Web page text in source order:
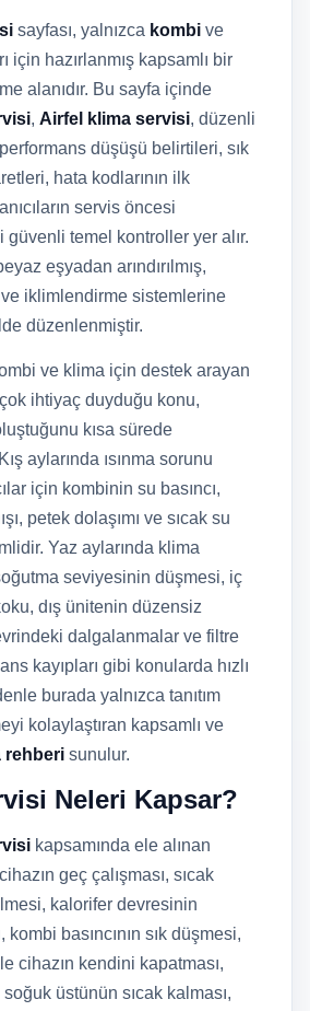
sayfası, yalnızca kombi ve
için hazırlanmış kapsamlı bir
alanıdır. Bu sayfa içinde
, Airfel klima servisi, düzenli
düşüşü belirtileri, sık
hata kodlarının ilk
servis öncesi
temel kontroller yer alır.
eşyadan arındırılmış,
ve iklimlendirme sistemlerine
düzenlenmiştir.
ve klima için destek arayan
çok ihtiyaç duyduğu konu,
kısa sürede
aylarında ısınma sorunu
için kombinin su basıncı,
petek dolaşımı ve sıcak su
Yaz aylarında klima
seviyesinin düşmesi, iç
dış ünitenin düzensiz
dalgalanmalar ve filtre
kayıpları gibi konularda hızlı
burada yalnızca tanıtım
kolaylaştıran kapsamlı ve
rehberi sunulur.
Neleri Kapsar?
kapsamında ele alınan
geç çalışması, sıcak
kalorifer devresinin
kombi basıncının sık düşmesi,
cihazın kendini kapatması,
soğuk üstünün sıcak kalması,